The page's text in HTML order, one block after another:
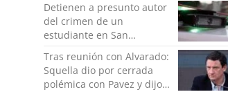
Detienen a presunto autor
del crimen de un
estudiante en San
Bernardo
Tras reunión con Alvarado:
Squella dio por cerrada
polémica con Pavez y dijo